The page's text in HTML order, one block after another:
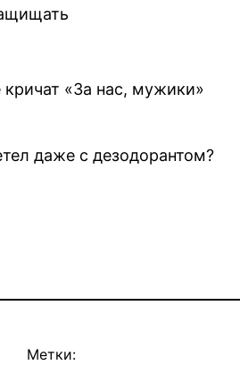
«За нас, мужики»
даже с дезодорантом?
Метки: